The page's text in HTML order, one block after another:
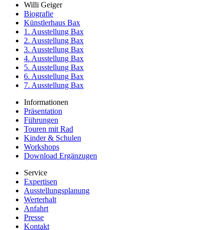
Willi Geiger
Biografie
Künstlerhaus Bax
1. Ausstellung Bax
2. Ausstellung Bax
3. Ausstellung Bax
4. Ausstellung Bax
5. Ausstellung Bax
6. Ausstellung Bax
7. Ausstellung Bax
Informationen
Präsentation
Führungen
Touren mit Rad
Kinder & Schulen
Workshops
Download Ergänzugen
Service
Expertisen
Ausstellungsplanung
Werterhalt
Anfahrt
Presse
Kontakt